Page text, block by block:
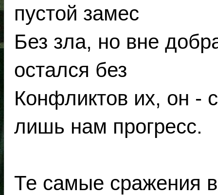
пустой замес
Без зла, но вне
остался без
Конфликтов их, он -
лишь нам прогресс.
Те самые сражения